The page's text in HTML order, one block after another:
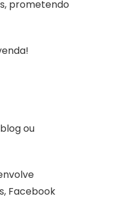
prometendo
ou
Facebook